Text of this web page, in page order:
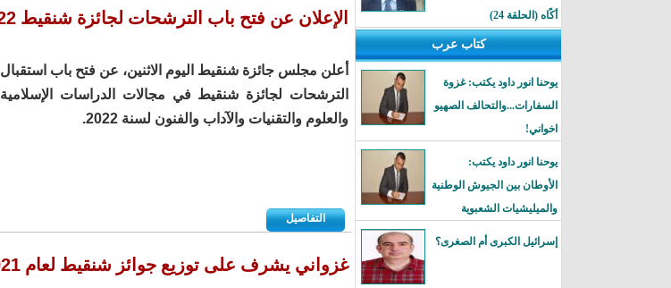
أكًاه (الحلقة 24)
كتاب عرب
يوحنا انور داود يكتب: غزوة
السفارات...والتحالف الصهيو
اخواني!
يوحنا انور داود يكتب:
الأوطان بين الجيوش الوطنية
والميليشيات الشعبوية
إسرائيل الكبرى أم الصغرى؟
الإعلان عن فتح باب الترشحات لجائزة شنقيط 2022
أعلن مجلس جائزة شنقيط اليوم الاثنين، عن فتح باب استقبال
الترشحات لجائزة شنقيط في مجالات الدراسات الإسلامية
والعلوم والتقنيات والآداب والفنون لسنة 2022.
التفاصيل
غزواني يشرف على توزيع جوائز شنقيط لعام 2021